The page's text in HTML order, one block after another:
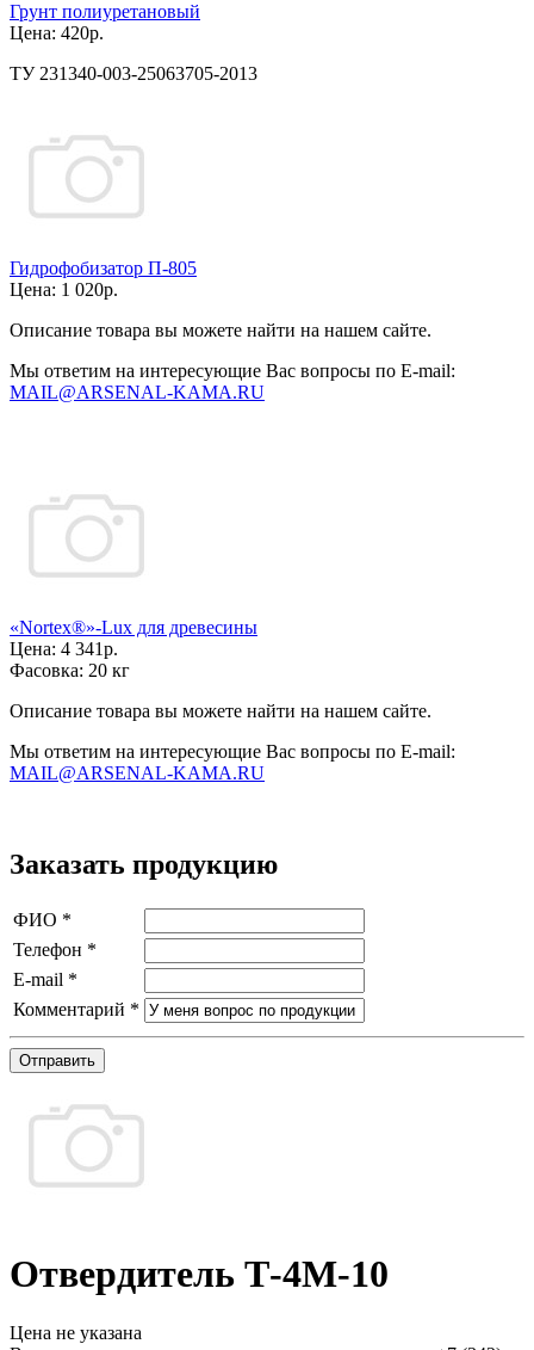
Грунт полиуретановый
Цена: 420р.
ТУ 231340-003-25063705-2013
Гидрофобизатор П-805
Цена: 1 020р.
Описание товара вы можете найти на нашем сайте.
Мы ответим на интересующие Вас вопросы по E-mail:
MAIL@ARSENAL-KAMA.RU
«Nortex®»-Lux для древесины
Цена: 4 341р.
Фасовка: 20 кг
Описание товара вы можете найти на нашем сайте.
Мы ответим на интересующие Вас вопросы по E-mail:
MAIL@ARSENAL-KAMA.RU
Заказать продукцию
ФИО *
Телефон *
E-mail *
Комментарий *
Отправить
Отвердитель Т-4М-10
Цена не указана